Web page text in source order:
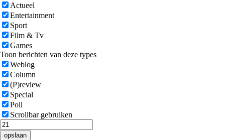
Actueel
Entertainment
Sport
Film & Tv
Games
Toon berichten van deze types
Weblog
Column
(P)review
Special
Poll
Scrollbar gebruiken
opslaan